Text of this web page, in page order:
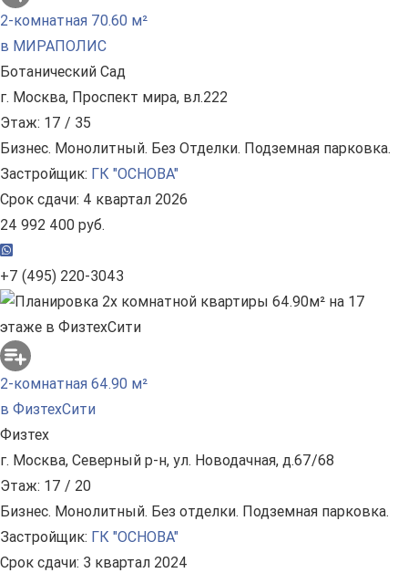
2-комнатная 70.60 м²
в МИРАПОЛИС
Ботанический Сад
г. Москва, Проспект мира, вл.222
Этаж: 17 / 35
Бизнес. Монолитный. Без Отделки. Подземная парковка.
Застройщик: ГК "ОСНОВА"
Срок сдачи: 4 квартал 2026
24 992 400 руб.
+7 (495) 220-3043
2-комнатная 64.90 м²
в ФизтехСити
Физтех
г. Москва, Северный р-н, ул. Новодачная, д.67/68
Этаж: 17 / 20
Бизнес. Монолитный. Без отделки. Подземная парковка.
Застройщик: ГК "ОСНОВА"
Срок сдачи: 3 квартал 2024